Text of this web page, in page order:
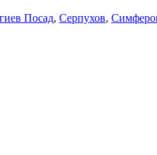
Посад, Серпухов,